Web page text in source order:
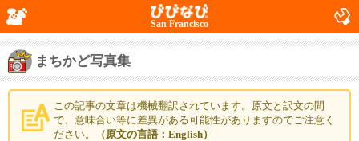
San Francisco
まちかど写真集
この記事の文章は機械翻訳されています。原文と訳文の間
で、意味合い等に差異がある可能性がありますのでご注意く
ださい。
（原文の言語：English）